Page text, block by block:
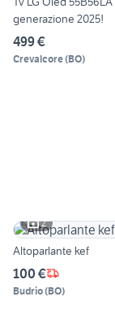
generazione 2025!
499 €
Crevalcore(BO)
2
Altoparlante kef
100 €
Budrio(BO)